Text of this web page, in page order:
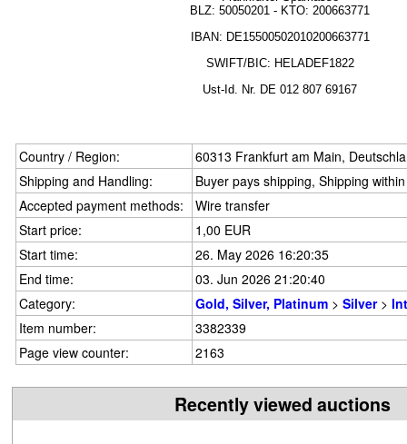
BLZ: 50050201 - KTO: 200663771
IBAN: DE15500502010200663771
SWIFT/BIC: HELADEF1822
Ust-Id. Nr. DE 012 807 69167
Country / Region:
60313 Frankfurt am Main,
Shipping and Handling:
Buyer pays shipping, Shipping
Accepted payment methods:
Wire transfer
Start price:
1,00 EUR
Start time:
26. May 2026 16:20:35
End time:
03. Jun 2026 21:20:40
Category:
Gold, Silver, Platinum > Silver>
Item number:
3382339
Page view counter:
2163
Recently viewed auctions